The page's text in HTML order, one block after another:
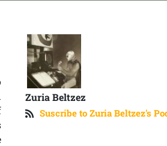
Zuria Beltzez
Suscribe to Zuria Beltzez's